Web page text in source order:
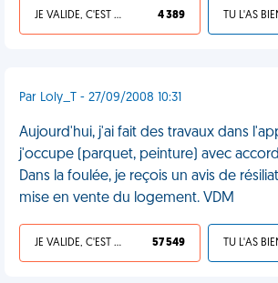
JE VALIDE, C'EST UNE VDM 4 389
Par Loly_T - 27/09/2008 10:31
Aujourd'hui, j'ai fait des travaux dans
j'occupe (parquet, peinture) avec
Dans la foulée, je reçois un avis de
mise en vente du logement. VDM
JE VALIDE, C'EST UNE VDM 57 549